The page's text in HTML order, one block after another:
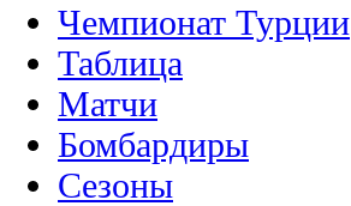
Чемпионат Турции
Таблица
Матчи
Бомбардиры
Сезоны